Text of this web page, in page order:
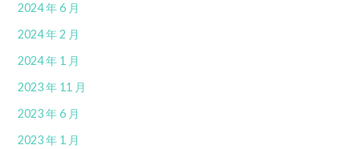
2024 年 6 月
2024 年 2 月
2024 年 1 月
2023 年 11 月
2023 年 6 月
2023 年 1 月